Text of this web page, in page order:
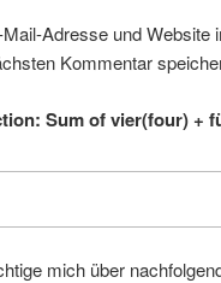
Adresse und Website
Kommentar
Sum of vier(four) +
mich über